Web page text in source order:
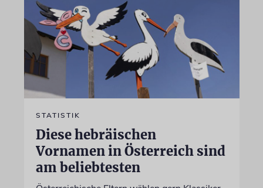
STATISTIK
Diese hebräischen
Vornamen in Österreich sind
am beliebtesten